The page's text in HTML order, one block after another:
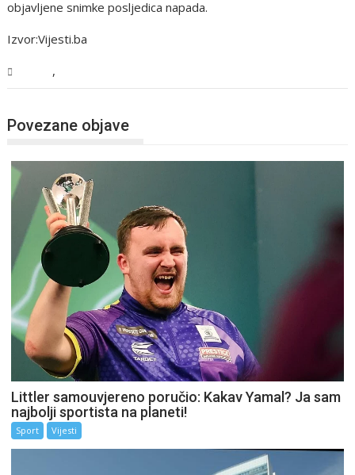
objavljene snimke posljedica napada.
Izvor:Vijesti.ba
,
Povezane objave
Littler samouvjereno poručio: Kakav Yamal? Ja sam
najbolji sportista na planeti!
Sport Vijesti